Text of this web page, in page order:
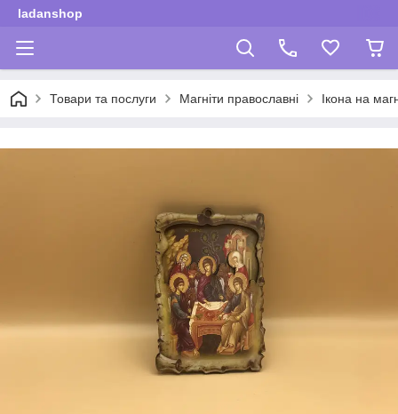
ladanshop
Товари та послуги Магніти православні Ікона на